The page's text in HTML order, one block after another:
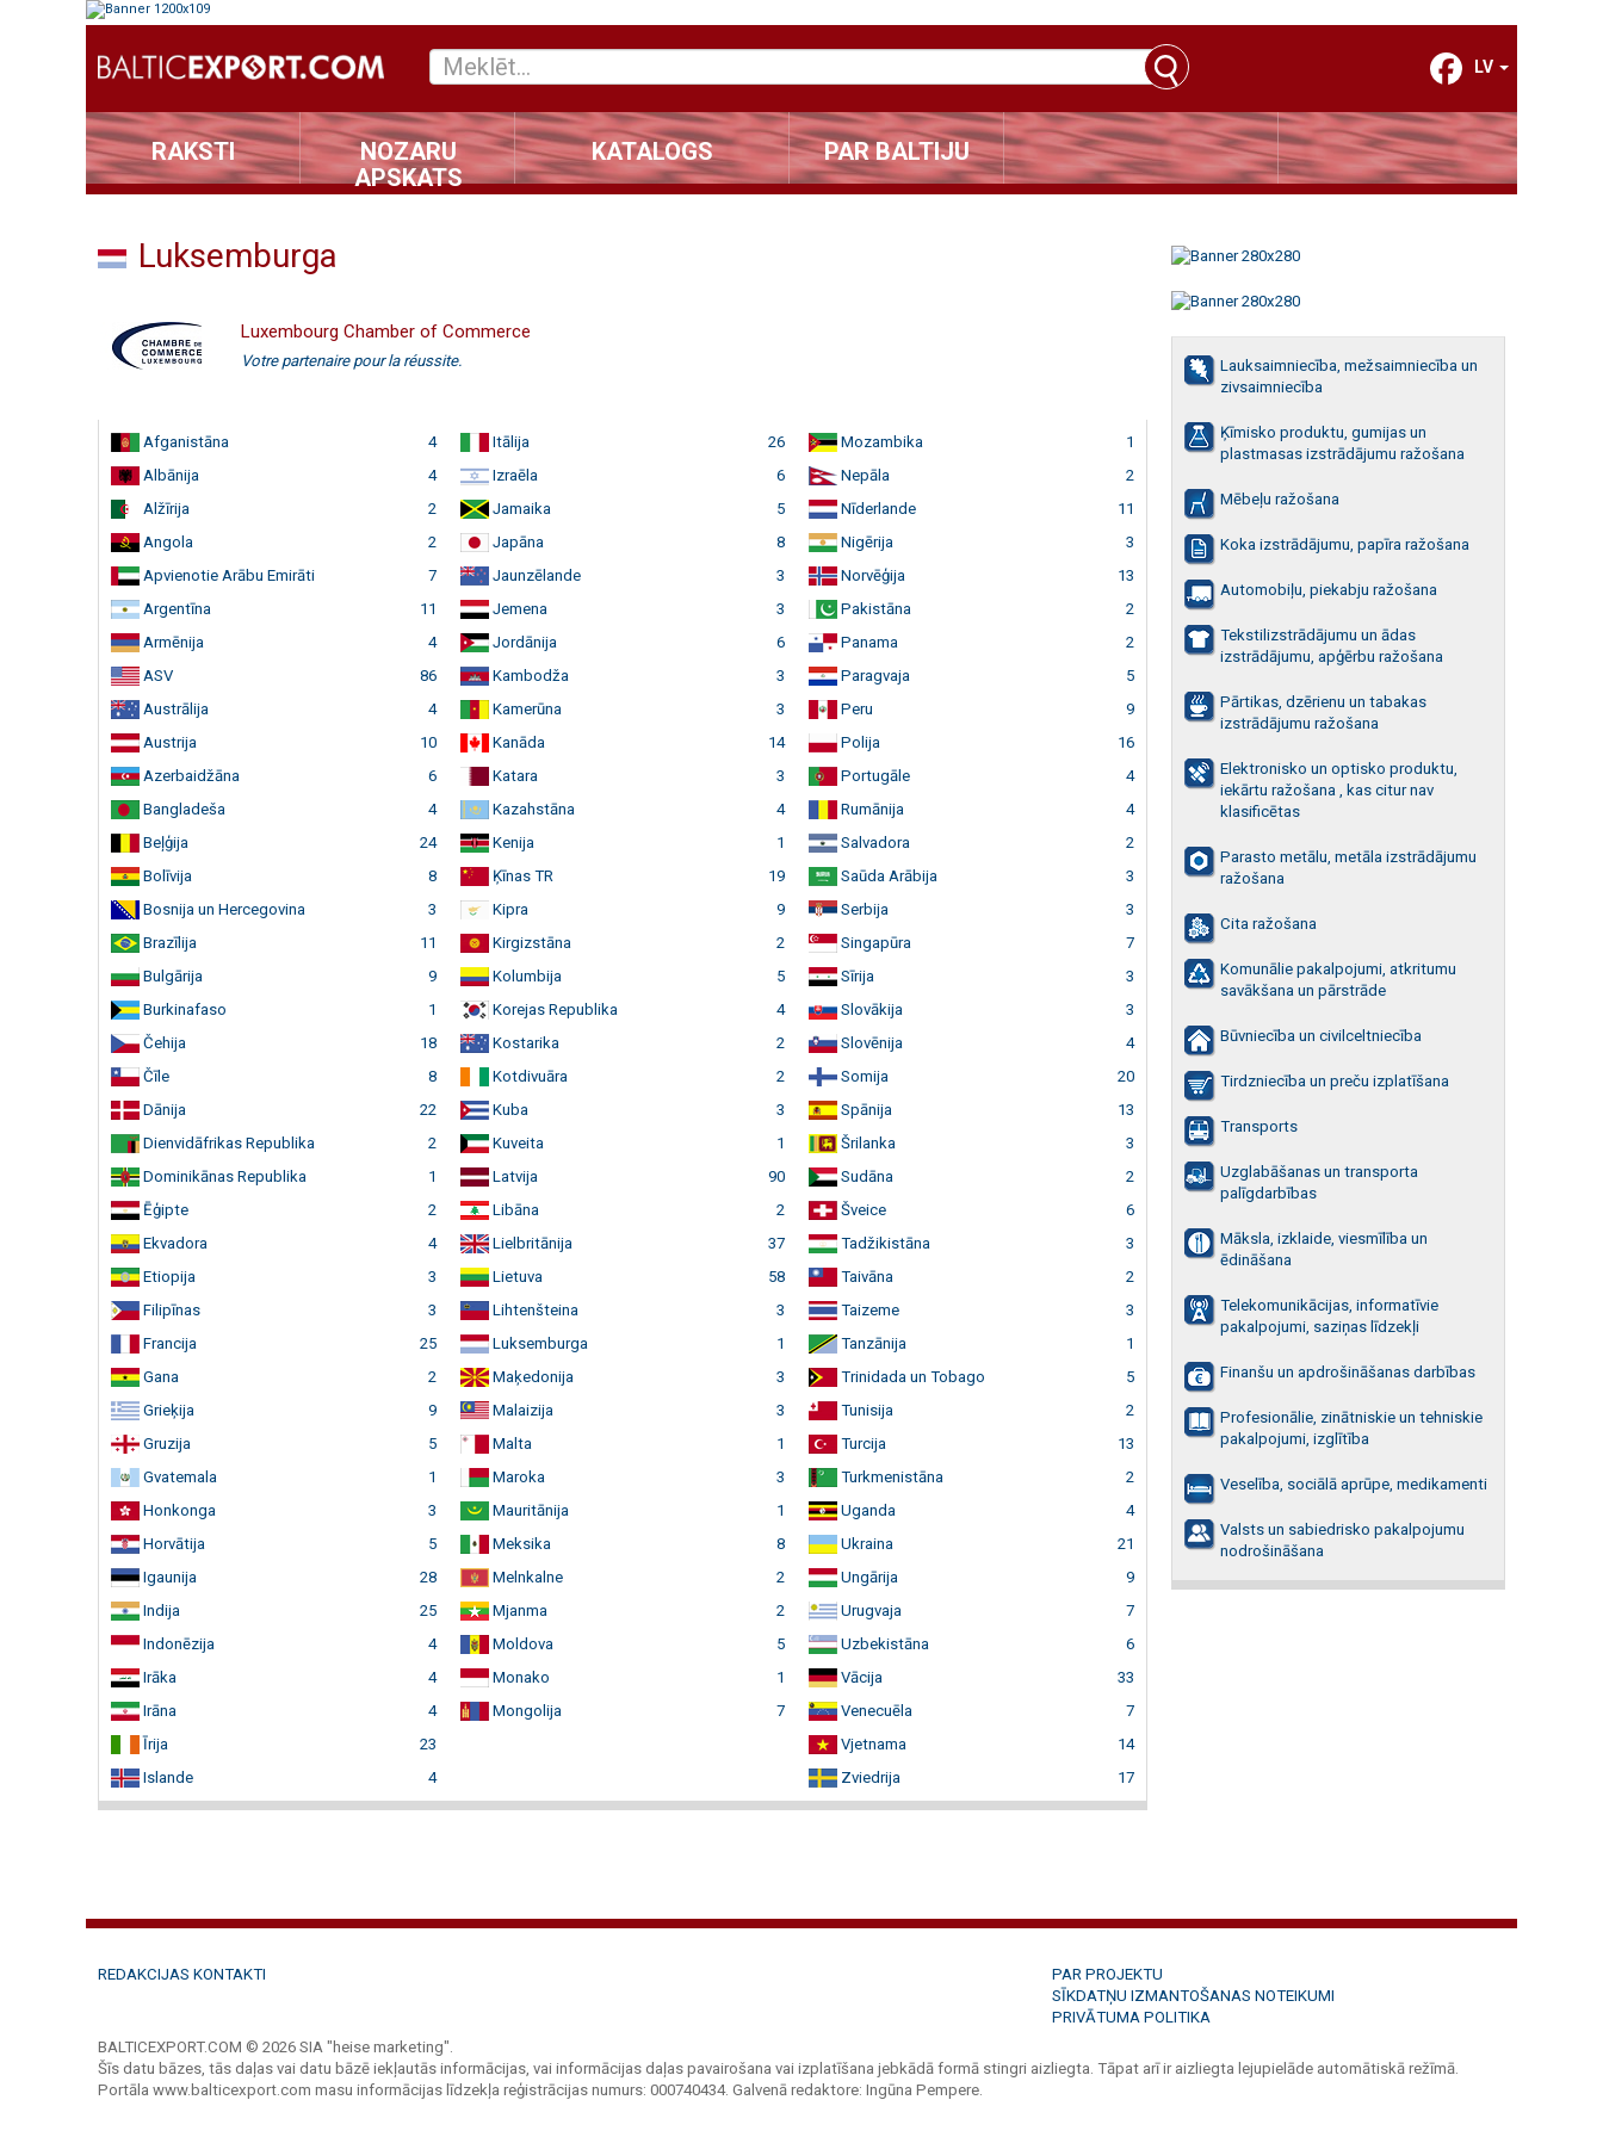
RAKSTI
NOZARU
APSKATS
KATALOGS PAR BALTIJU
LV
Luksemburga
Luxembourg Chamber of Commerce
Votre partenaire pour la réussite.
Afganistāna
4
Albānija
4
Alžīrija
2
Angola
2
Apvienotie Arābu Emirāti
7
Argentīna
11
Armēnija
4
ASV
86
Austrālija
4
Austrija
10
Azerbaidžāna
6
Bangladeša
4
Beļģija
24
Bolīvija
8
Bosnija un Hercegovina
3
Brazīlija
11
Bulgārija
9
Burkinafaso
1
Čehija
18
Čīle
8
Dānija
22
Dienvidāfrikas Republika
2
Dominikānas Republika
1
Ēģipte
2
Ekvadora
4
Etiopija
3
Filipīnas
3
Francija
25
Gana
2
Grieķija
9
Gruzija
5
Gvatemala
1
Honkonga
3
Horvātija
5
Igaunija
28
Indija
25
Indonēzija
4
Irāka
4
Irāna
4
Īrija
23
Islande
4
Itālija
26
Izraēla
6
Jamaika
5
Japāna
8
Jaunzēlande
3
Jemena
3
Jordānija
6
Kambodža
3
Kamerūna
3
Kanāda
14
Katara
3
Kazahstāna
4
Kenija
1
Ķīnas TR
19
Kipra
9
Kirgizstāna
2
Kolumbija
5
Korejas Republika
4
Kostarika
2
Kotdivuāra
2
Kuba
3
Kuveita
1
Latvija
90
Libāna
2
Lielbritānija
37
Lietuva
58
Lihtenšteina
3
Luksemburga
1
Maķedonija
3
Malaizija
3
Malta
1
Maroka
3
Mauritānija
1
Meksika
8
Melnkalne
2
Mjanma
2
Moldova
5
Monako
1
Mongolija
7
Mozambika
1
Nepāla
2
Nīderlande
11
Nigērija
3
Norvēģija
13
Pakistāna
2
Panama
2
Paragvaja
5
Peru
9
Polija
16
Portugāle
4
Rumānija
4
Salvadora
2
Saūda Arābija
3
Serbija
3
Singapūra
7
Sīrija
3
Slovākija
3
Slovēnija
4
Somija
20
Spānija
13
Šrilanka
3
Sudāna
2
Šveice
6
Tadžikistāna
3
Taivāna
2
Taizeme
3
Tanzānija
1
Trinidada un Tobago
5
Tunisija
2
Turcija
13
Turkmenistāna
2
Uganda
4
Ukraina
21
Ungārija
9
Urugvaja
7
Uzbekistāna
6
Vācija
33
Venecuēla
7
Vjetnama
14
Zviedrija
17
Lauksaimniecība, mežsaimniecība un
zivsaimniecība
Ķīmisko produktu, gumijas un
plastmasas izstrādājumu ražošana
Mēbeļu ražošana
Koka izstrādājumu, papīra ražošana
Automobiļu, piekabju ražošana
Tekstilizstrādājumu un ādas
izstrādājumu, apģērbu ražošana
Pārtikas, dzērienu un tabakas
izstrādājumu ražošana
Elektronisko un optisko produktu,
iekārtu ražošana , kas citur nav
klasificētas
Parasto metālu, metāla izstrādājumu
ražošana
Cita ražošana
Komunālie pakalpojumi, atkritumu
savākšana un pārstrāde
Būvniecība un civilceltniecība
Tirdzniecība un preču izplatīšana
Transports
Uzglabāšanas un transporta
palīgdarbības
Māksla, izklaide, viesmīlība un
ēdināšana
Telekomunikācijas, informatīvie
pakalpojumi, saziņas līdzekļi
Finanšu un apdrošināšanas darbības
Profesionālie, zinātniskie un tehniskie
pakalpojumi, izglītība
Veselība, sociālā aprūpe, medikamenti
Valsts un sabiedrisko pakalpojumu
nodrošināšana
REDAKCIJAS KONTAKTI
PAR PROJEKTU
SĪKDATŅU IZMANTOŠANAS NOTEIKUMI
PRIVĀTUMA POLITIKA
BALTICEXPORT.COM © 2026 SIA "heise marketing".
Šīs datu bāzes, tās daļas vai datu bāzē iekļautās informācijas, vai informācijas daļas pavairošana vai izplatīšana jebkādā formā stingri aizliegta. Tāpat arī ir aizliegta lejupielāde automātiskā režīmā.
Portāla www.balticexport.com masu informācijas līdzekļa reģistrācijas numurs: 000740434. Galvenā redaktore: Ingūna Pempere.